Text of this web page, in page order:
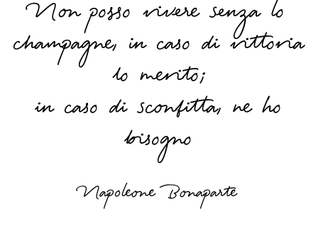
Non posso vivere senza lo
champagne, in caso di vittoria
lo merito;
in caso di sconfitta, ne ho
bisogno
Napoleone Bonaparte